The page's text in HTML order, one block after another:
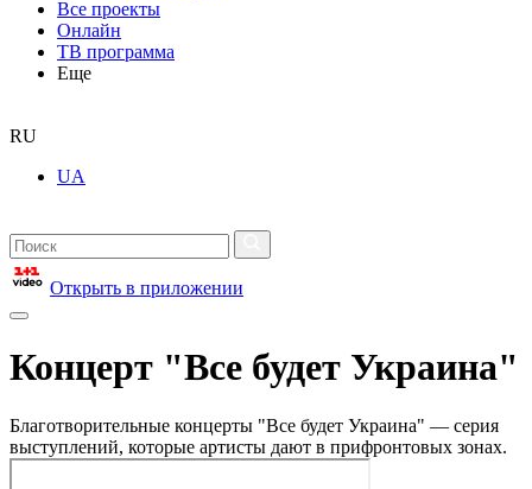
Все проекты
Онлайн
ТВ программа
Еще
RU
UA
Открыть в приложении
Концерт "Все будет Украина"
Благотворительные концерты "Все будет Украина" — серия
выступлений, которые артисты дают в прифронтовых зонах.